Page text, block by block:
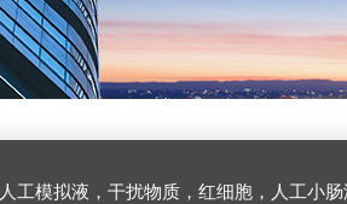
人工模拟液，干扰物质，红细胞，人工小